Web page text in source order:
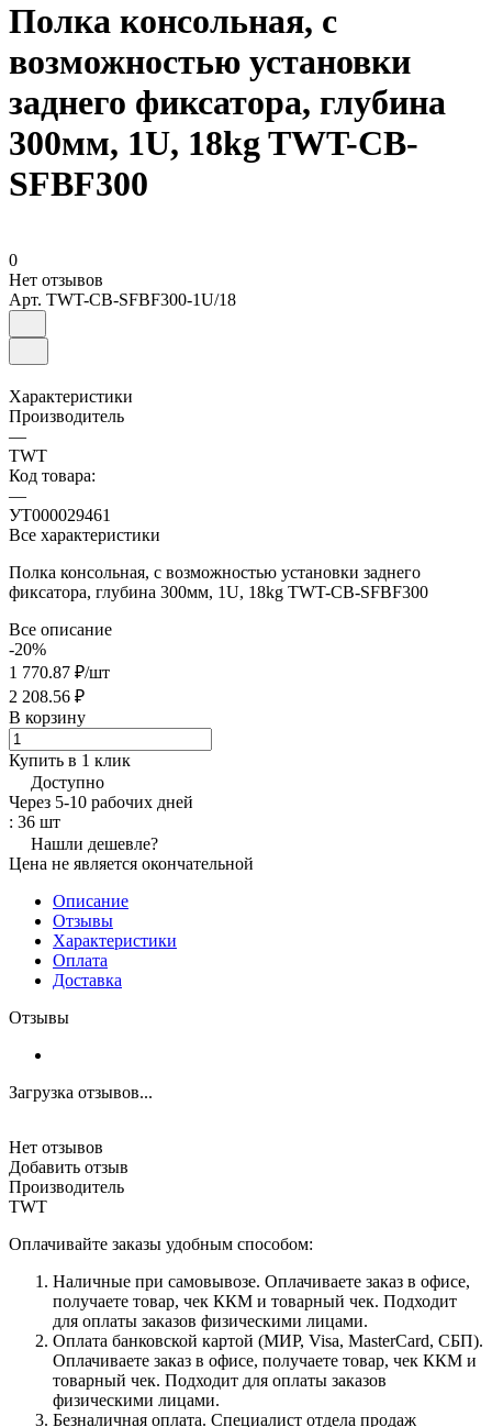
Полка консольная, с
возможностью установки
заднего фиксатора, глубина
300мм, 1U, 18kg TWT-CB-
SFBF300
0
Нет отзывов
Арт. TWT-CB-SFBF300-1U/18
Характеристики
Производитель
—
TWT
Код товара:
—
УТ000029461
Все характеристики
Полка консольная, с возможностью установки заднего
фиксатора, глубина 300мм, 1U, 18kg TWT-CB-SFBF300
Все описание
-20%
1 770.87 ₽/шт
2 208.56 ₽
В корзину
Купить в 1 клик
Доступно
Через 5-10 рабочих дней
: 36 шт
Нашли дешевле?
Цена не является окончательной
Описание
Отзывы
Характеристики
Оплата
Доставка
Отзывы
Загрузка отзывов...
Нет отзывов
Добавить отзыв
Производитель
TWT
Оплачивайте заказы удобным способом:
Наличные при самовывозе. Оплачиваете заказ в офисе,
получаете товар, чек ККМ и товарный чек. Подходит
для оплаты заказов физическими лицами.
Оплата банковской картой (МИР, Visa, MasterCard, СБП).
Оплачиваете заказ в офисе, получаете товар, чек ККМ и
товарный чек. Подходит для оплаты заказов
физическими лицами.
Безналичная оплата. Специалист отдела продаж